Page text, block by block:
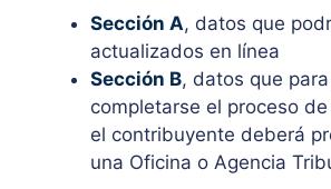
Sección A, datos que
actualizados en línea
Sección B, datos que
completarse el proceso
el contribuyente deberá
una Oficina o Agencia